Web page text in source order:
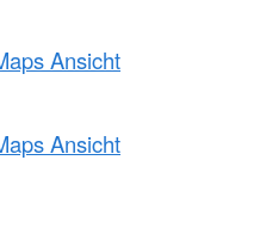
Ansicht
Ansicht